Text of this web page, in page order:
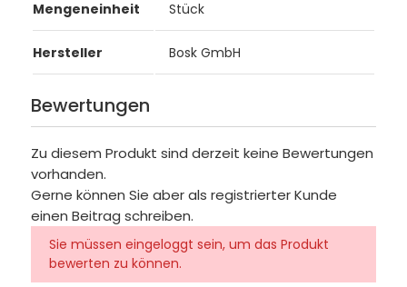
Mengeneinheit Stück
Hersteller Bosk GmbH
Bewertungen
Zu diesem Produkt sind derzeit keine Bewertungen
vorhanden.
Gerne können Sie aber als registrierter Kunde
einen Beitrag schreiben.
Sie müssen eingeloggt sein, um das Produkt
bewerten zu können.